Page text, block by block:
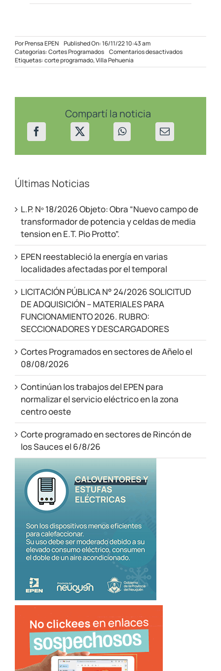
PorPrensa EPEN Published On: 16/11/22 10:43 am
Categorías:Cortes Programados Comentarios desactivadosen
programados
Etiquetas:corte programado,Villa Pehuenia
Compartí la noticia
Últimas Noticias
L.P. Nº 18/2026 Objeto: Obra “Nuevo campo de
transformador de potencia y celdas de media
tension en E.T. Pio Protto”.
EPEN reestableció la energía en varias
localidades afectadas por el temporal
LICITACIÓN PÚBLICA N° 24/2026 SOLICITUD
DE ADQUISICIÓN – MATERIALES PARA
FUNCIONAMIENTO 2026. RUBRO:
SECCIONADORES Y DESCARGADORES
Cortes Programados en sectores de Añelo el
08/08/2026
Continúan los trabajos del EPEN para
normalizar el servicio eléctrico en la zona
centro oeste
Corte programado en sectores de Rincón de
los Sauces el 6/8/26